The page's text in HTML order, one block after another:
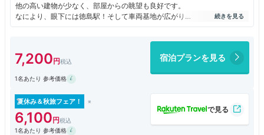
他の高い建物が少なく、部屋からの眺望も良好です。
なにより、眼下には徳島駅！そして車両基地が広がり
懐かしい気動車が沢山行き来しています。
スタッフの対応もよく、朝食ビュッフェも美味しかったです。
コスパも良く、お勧めです。
7,200 宿泊プランを見る
1名あたり 参考価格
夏休み＆秋旅フェア！
6,100
1名あたり 参考価格